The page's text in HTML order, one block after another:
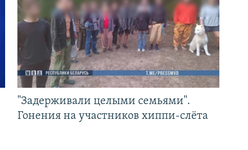
"Задерживали целыми семьями".
Гонения на участников хиппи-слёта